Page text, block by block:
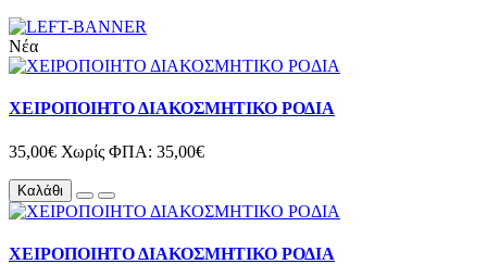
Νέα
ΧΕΙΡΟΠΟΙΗΤΟ ΔΙΑΚΟΣΜΗΤΙΚΟ ΡΟΔΙΑ
35,00€ Χωρίς ΦΠΑ: 35,00€
Καλάθι
ΧΕΙΡΟΠΟΙΗΤΟ ΔΙΑΚΟΣΜΗΤΙΚΟ ΡΟΔΙΑ